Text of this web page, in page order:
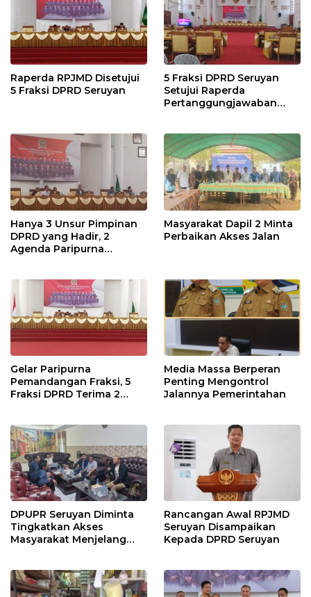
Raperda RPJMD Disetujui
5 Fraksi DPRD Seruyan
5 Fraksi DPRD Seruyan
Setujui Raperda
Pertanggungjawaban
Hanya 3 Unsur Pimpinan
DPRD yang Hadir, 2
Agenda Paripurna
Masyarakat Dapil 2 Minta
Perbaikan Akses Jalan
Gelar Paripurna
Pemandangan Fraksi, 5
Fraksi DPRD Terima 2
Media Massa Berperan
Penting Mengontrol
Jalannya Pemerintahan
DPUPR Seruyan Diminta
Tingkatkan Akses
Masyarakat Menjelang
Rancangan Awal RPJMD
Seruyan Disampaikan
Kepada DPRD Seruyan